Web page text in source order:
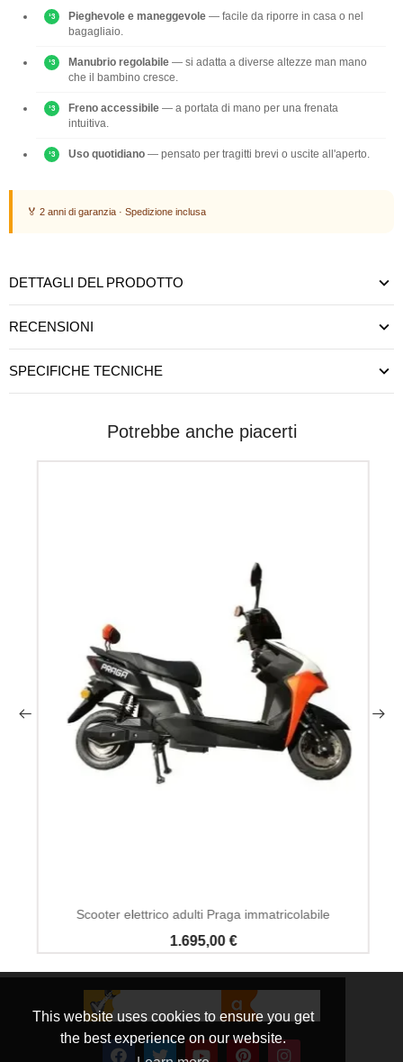
This website uses cookies to ensure you get
the best experience on our website.
Pieghevole e maneggevole — facile da riporre in casa o nel
bagagliaio.
Manubrio regolabile — si adatta a diverse altezze man mano
che il bambino cresce.
Freno accessibile — a portata di mano per una frenata
intuitiva.
Uso quotidiano — pensato per tragitti brevi o uscite all'aperto.
🏅 2 anni di garanzia · Spedizione inclusa
DETTAGLI DEL PRODOTTO
RECENSIONI
SPECIFICHE TECNICHE
Potrebbe anche piacerti
Scooter elettrico adulti Praga immatricolabile
1.695,00 €